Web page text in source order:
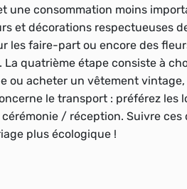
une consommation moins
et décorations respectueuses
les faire-part ou encore des
quatrième étape consiste à
ou acheter un vêtement
le transport : préférez les
/ réception. Suivre ces
plus écologique !